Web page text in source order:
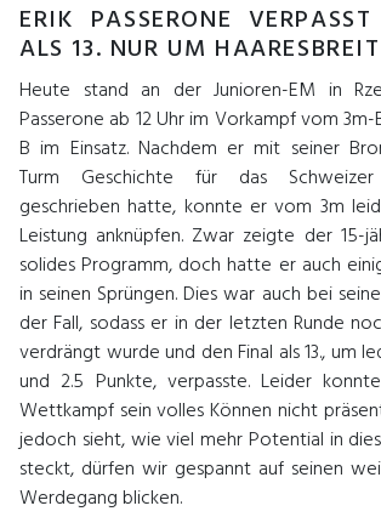
ERIK PASSERONE
ALS 13. NUR UM
Heute stand an der Junioren-EM in
Passerone ab 12 Uhr im Vorkampf vom
B im Einsatz. Nachdem er mit seiner
Turm Geschichte für das Schweizer
geschrieben hatte, konnte er vom 3m
Leistung anknüpfen. Zwar zeigte der 15-
solides Programm, doch hatte er auch
in seinen Sprüngen. Dies war auch bei
der Fall, sodass er in der letzten Runde
verdrängt wurde und den Final als 13., um
und 2.5 Punkte, verpasste. Leider
Wettkampf sein volles Können nicht
jedoch sieht, wie viel mehr Potential in
steckt, dürfen wir gespannt auf seinen
Werdegang blicken.